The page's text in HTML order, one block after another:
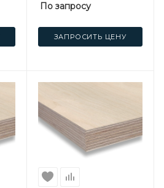
По запросу
ЗАПРОСИТЬ ЦЕНУ